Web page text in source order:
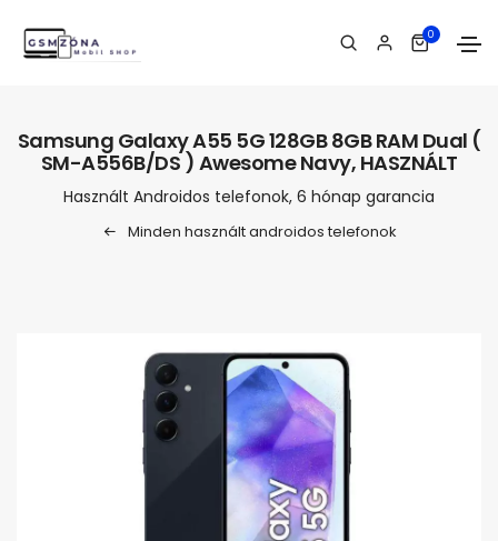
0
Samsung Galaxy A55 5G 128GB 8GB RAM Dual (
SM-A556B/DS ) Awesome Navy, HASZNÁLT
Használt Androidos telefonok, 6 hónap garancia
Minden használt androidos telefonok